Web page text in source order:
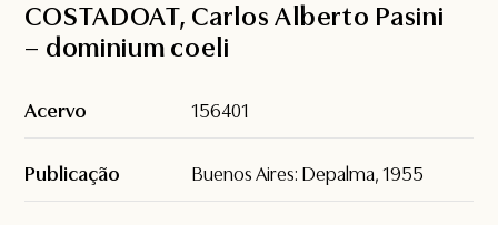
COSTADOAT, Carlos Alberto Pasini
– dominium coeli
Acervo 156401
Publicação Buenos Aires: Depalma, 1955